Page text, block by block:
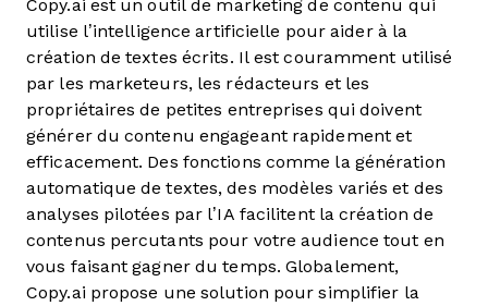
Copy.ai est un outil de marketing de contenu qui
utilise l’intelligence artificielle pour aider à la
création de textes écrits. Il est couramment utilisé
par les marketeurs, les rédacteurs et les
propriétaires de petites entreprises qui doivent
générer du contenu engageant rapidement et
efficacement. Des fonctions comme la génération
automatique de textes, des modèles variés et des
analyses pilotées par l’IA facilitent la création de
contenus percutants pour votre audience tout en
vous faisant gagner du temps. Globalement,
Copy.ai propose une solution pour simplifier la